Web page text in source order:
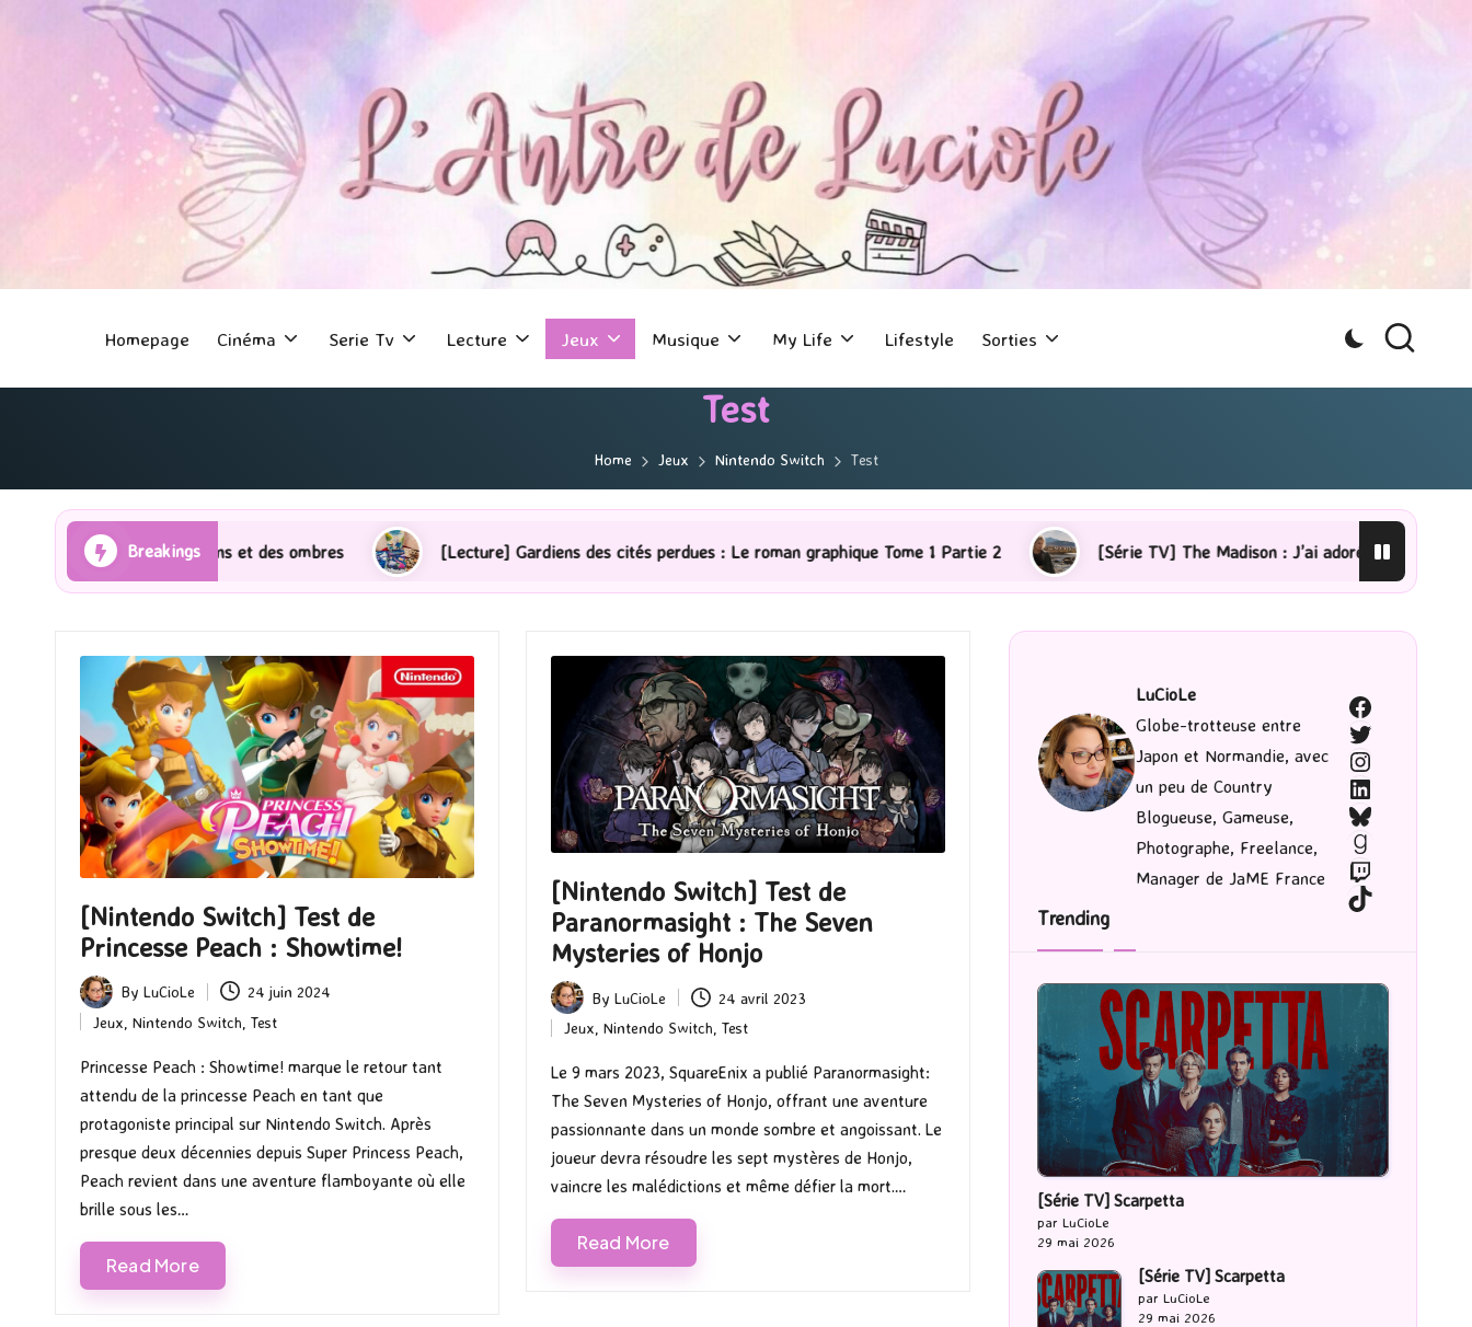
Homepage Cinéma Serie Tv Lecture Jeux Musique My Life Lifestyle Sorties
Test
Home Jeux Nintendo Switch Test
Breakings
Rayons et des ombres [Lecture] Gardiens des cités perdues : Le roman graphique Tome 1 Partie 2 [Série TV] The Madison : J’ai adoré ! [Lecture] La femme
[Nintendo Switch] Test de
Princesse Peach : Showtime!
Posted
by
By LuCioLe 24 juin 2024
Posted
in
Jeux Nintendo Switch Test
Princesse Peach : Showtime! marque le retour tant
attendu de la princesse Peach en tant que
protagoniste principal sur Nintendo Switch. Après
presque deux décennies depuis Super Princess Peach,
Peach revient dans une aventure flamboyante où elle
brille sous les…
Read More
[Nintendo Switch] Test de
Paranormasight : The Seven
Mysteries of Honjo
Posted
by
By LuCioLe 24 avril 2023
Posted
in
Jeux, Nintendo Switch, Test
Le 9 mars 2023, SquareEnix a publié Paranormasight:
The Seven Mysteries of Honjo, offrant une aventure
passionnante dans un monde sombre et angoissant. Le
joueur devra résoudre les sept mystères de Honjo,
vaincre les malédictions et même défier la mort.…
Read More
LuCioLe
Globe-trotteuse entre
Japon et Normandie, avec
un peu de Country
Blogueuse, Gameuse,
Photographe, Freelance,
Manager de JaME France
Facebook
Twitter
Instagram
LinkedIn
Bluesky
Goodreads
Twitch
TikTok
Trending
[Série TV] Scarpetta
par LuCioLe
29 mai 2026
[Série TV] Scarpetta
par LuCioLe
29 mai 2026